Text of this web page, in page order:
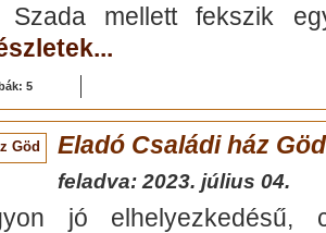
Szada mellett fekszik
5
Eladó Családi ház Göd
feladva: 2023. július 04.
jó elhelyezkedésű,